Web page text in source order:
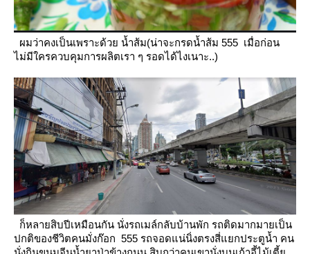
ผมว่าคงเป็นเพราะด้วย น้ำส้ม(น่าจะกรดน้ำส้ม 555 เมื่อก่อน
ไม่มีใครควบคุมการผลิตเรา ๆ รอดได้ไงเนาะ..)
ก็หลายสิบปีเหมือนกัน นั่งรถเมล์กลับบ้านพัก รถติดมากมายเป็น
ปกติของชีวิตคนมั่งก๊อก 555 รถจอดแน่นิ่งตรงสี่แยกประตูน้ำ คน